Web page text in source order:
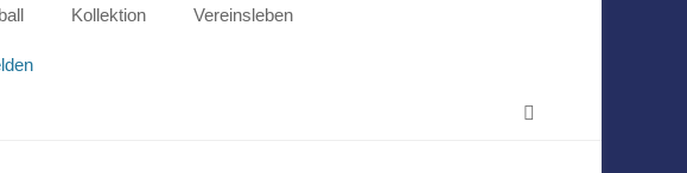
Kollektion Vereinsleben